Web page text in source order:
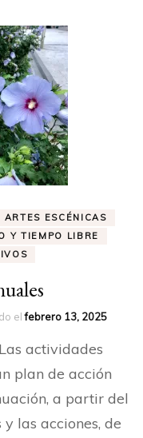
ARTES ESCÉNICAS
Y TIEMPO LIBRE
elfebrero 13, 2025
actividades
plan de acción
a partir del
las acciones, de